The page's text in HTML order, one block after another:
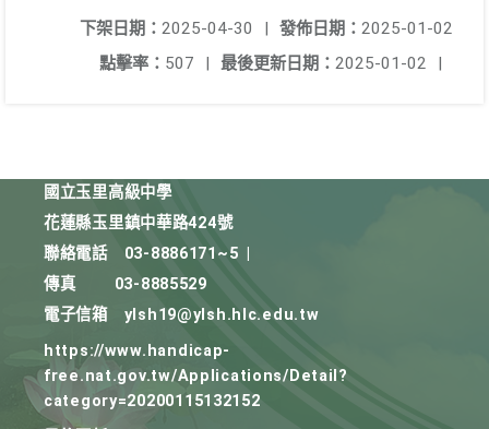
發佈日期： 2025-01-02
下架日期： 2025-04-30
|
最後更新日期： 2025-01-02 |
點擊率： 507 |
國立玉里高級中學
花蓮縣玉里鎮中華路424號
聯絡電話
03-8886171~5
傳真
03-8885529
電子信箱
ylsh19@ylsh.hlc.edu.tw
https://www.handicap-
free.nat.gov.tw/Applications/Detail?
category=20200115132152